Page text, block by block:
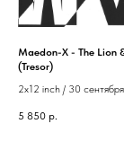
Maedon-X - The Lion
(Tresor)
2x12 inch / 30
5 850 р.